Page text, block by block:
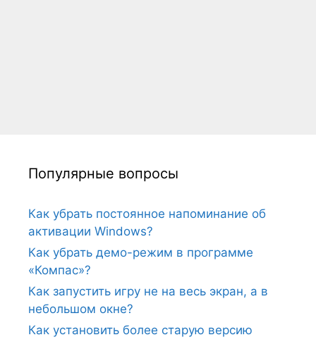
Популярные вопросы
Как убрать постоянное напоминание об
активации Windows?
Как убрать демо-режим в программе
«Компас»?
Как запустить игру не на весь экран, а в
небольшом окне?
Как установить более старую версию